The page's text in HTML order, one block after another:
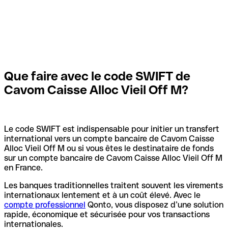
Que faire avec le code SWIFT de
Cavom Caisse Alloc Vieil Off M?
Le code SWIFT est indispensable pour initier un transfert
international vers un compte bancaire de Cavom Caisse
Alloc Vieil Off M ou si vous êtes le destinataire de fonds
sur un compte bancaire de Cavom Caisse Alloc Vieil Off M
en France.
Les banques traditionnelles traitent souvent les virements
internationaux lentement et à un coût élevé. Avec le
compte professionnel Qonto, vous disposez d’une solution
rapide, économique et sécurisée pour vos transactions
internationales.